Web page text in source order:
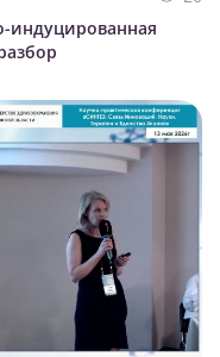
индуцированная